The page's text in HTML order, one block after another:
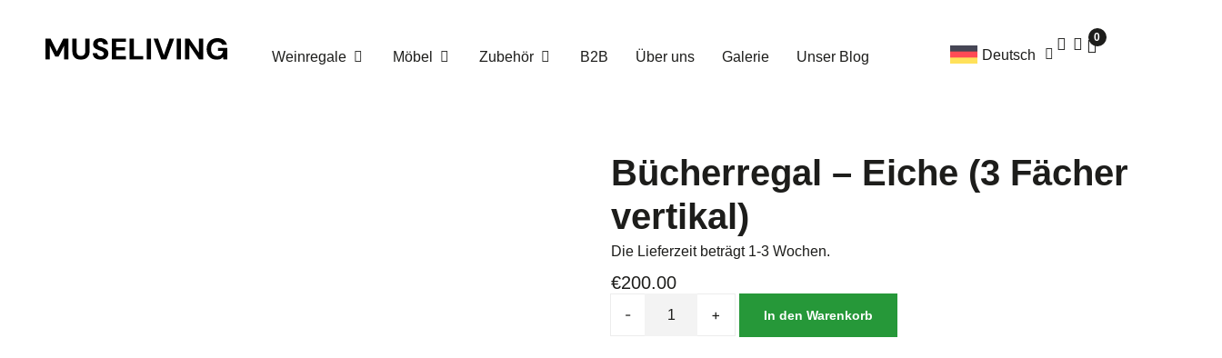
Weinregale Möbel Zubehör B2B Über uns Galerie Unser Blog Deutsch
0
Warenkorb
Bücherregal – Eiche (3 Fächer
vertikal)
Die Lieferzeit beträgt 1-3 Wochen.
€200.00
- + In den Warenkorb